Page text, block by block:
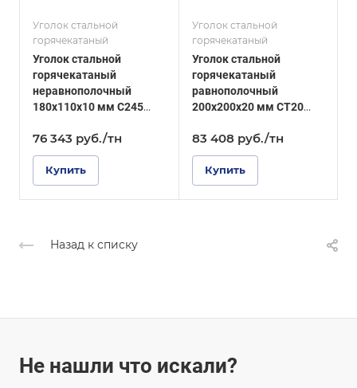
Уголок стальной
горячекатаный
Уголок стальной
горячекатаный
неравнополочный
180х110х10 мм С245
76 343 руб./тн
Купить
ГОСТ, ТУ
ГОСТ 8509-93
Технология
изготовления
Горячекатаный
Уголок стальной
горячекатаный
Уголок стальной
горячекатаный
равнополочный
200х200х20 мм СТ20
83 408 руб./тн
Купить
С345
ГОСТ, ТУ
ГОСТ 8510-86
Технология
изготовления
Горячекатаный
Назад к списку
Не нашли что искали?